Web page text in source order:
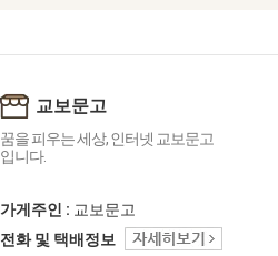
교보문고
꿈을 피우는 세상, 인터넷 교보문고
입니다.
가게주인 : 교보문고
전화 및 택배정보